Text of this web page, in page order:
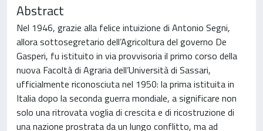
Abstract
Nel 1946, grazie alla felice intuizione di Antonio Segni,
allora sottosegretario dell’Agricoltura del governo De
Gasperi, fu istituito in via provvisoria il primo corso della
nuova Facoltà di Agraria dell’Università di Sassari,
ufficialmente riconosciuta nel 1950: la prima istituita in
Italia dopo la seconda guerra mondiale, a significare non
solo una ritrovata voglia di crescita e di ricostruzione di
una nazione prostrata da un lungo conflitto, ma ad